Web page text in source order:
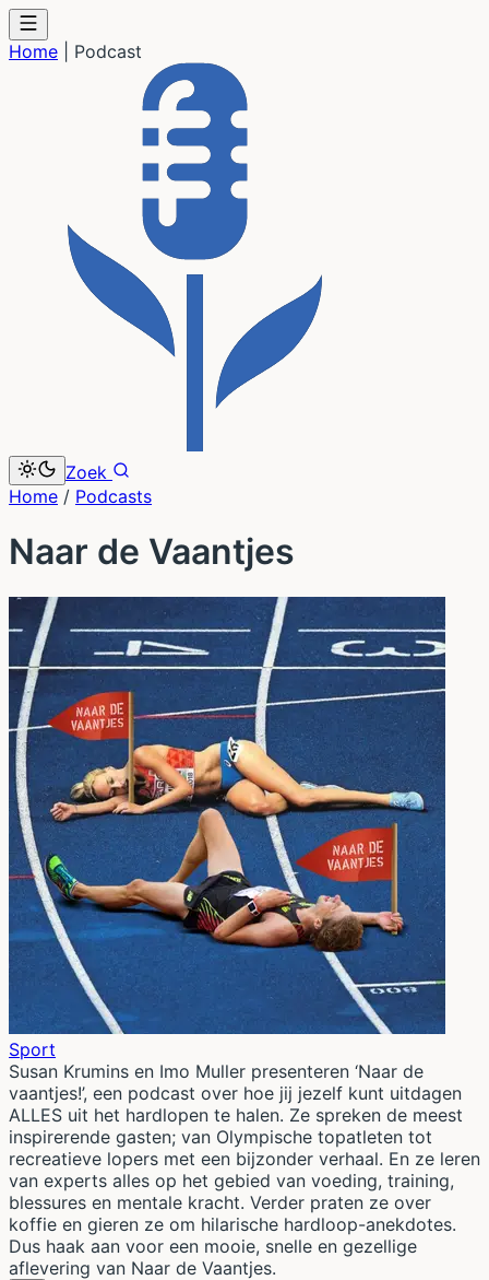
Home Podcast
Zoek
Home / Podcasts
Naar de Vaantjes
Sport
Susan Krumins en Imo Muller presenteren ‘Naar de
vaantjes!’, een podcast over hoe jij jezelf kunt uitdagen
ALLES uit het hardlopen te halen. Ze spreken de meest
inspirerende gasten; van Olympische topatleten tot
recreatieve lopers met een bijzonder verhaal. En ze leren
van experts alles op het gebied van voeding, training,
blessures en mentale kracht. Verder praten ze over
koffie en gieren ze om hilarische hardloop-anekdotes.
Dus haak aan voor een mooie, snelle en gezellige
aflevering van Naar de Vaantjes.